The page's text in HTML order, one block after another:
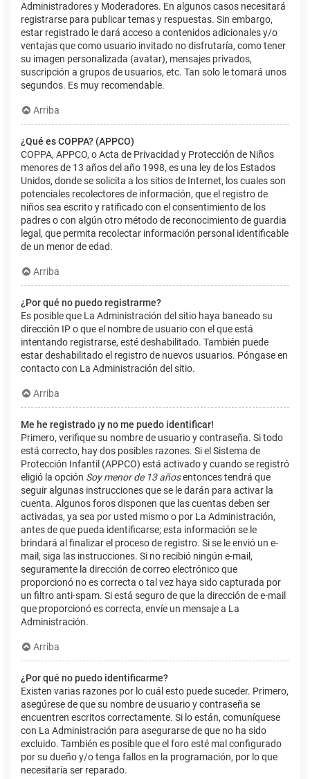
Administradores y Moderadores. En algunos casos necesitará
registrarse para publicar temas y respuestas. Sin embargo,
estar registrado le dará acceso a contenidos adicionales y/o
ventajas que como usuario invitado no disfrutaría, como tener
su imagen personalizada (avatar), mensajes privados,
suscripción a grupos de usuarios, etc. Tan solo le tomará unos
segundos. Es muy recomendable.
Arriba
¿Qué es COPPA? (APPCO)
COPPA, APPCO, o Acta de Privacidad y Protección de Niños
menores de 13 años del año 1998, es una ley de los Estados
Unidos, donde se solicita a los sitios de Internet, los cuales son
potenciales recolectores de información, que el registro de
niños sea escrito y ratificado con el consentimiento de los
padres o con algún otro método de reconocimiento de guardia
legal, que permita recolectar información personal identificable
de un menor de edad.
Arriba
¿Por qué no puedo registrarme?
Es posible que La Administración del sitio haya baneado su
dirección IP o que el nombre de usuario con el que está
intentando registrarse, esté deshabilitado. También puede
estar deshabilitado el registro de nuevos usuarios. Póngase en
contacto con La Administración del sitio.
Arriba
Me he registrado ¡y no me puedo identificar!
Primero, verifique su nombre de usuario y contraseña. Si todo
está correcto, hay dos posibles razones. Si el Sistema de
Protección Infantil (APPCO) está activado y cuando se registró
eligió la opción Soy menor de 13 añosentonces tendrá que
seguir algunas instrucciones que se le darán para activar la
cuenta. Algunos foros disponen que las cuentas deben ser
activadas, ya sea por usted mismo o por La Administración,
antes de que pueda identificarse; esta información se le
brindará al finalizar el proceso de registro. Si se le envió un e-
mail, siga las instrucciones. Si no recibió ningún e-mail,
seguramente la dirección de correo electrónico que
proporcionó no es correcta o tal vez haya sido capturada por
un filtro anti-spam. Si está seguro de que la dirección de e-mail
que proporcionó es correcta, envíe un mensaje a La
Administración.
Arriba
¿Por qué no puedo identificarme?
Existen varias razones por lo cuál esto puede suceder. Primero,
asegúrese de que su nombre de usuario y contraseña se
encuentren escritos correctamente. Si lo están, comuníquese
con La Administración para asegurarse de que no ha sido
excluido. También es posible que el foro esté mal configurado
por su dueño y/o tenga fallos en la programación, por lo que
necesitaría ser reparado.